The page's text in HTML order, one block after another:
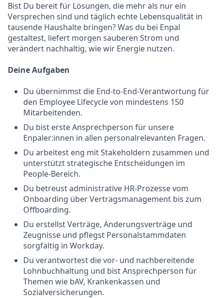
Bist Du bereit für Lösungen, die mehr als nur ein
Versprechen sind und täglich echte Lebensqualität in
tausende Haushalte bringen? Was du bei Enpal
gestaltest, liefert morgen sauberen Strom und
verändert nachhaltig, wie wir Energie nutzen.
Deine Aufgaben
Du übernimmst die End-to-End-Verantwortung für
den Employee Lifecycle von mindestens 150
Mitarbeitenden.
Du bist erste Ansprechperson für unsere
Enpaler:innen in allen personalrelevanten Fragen.
Du arbeitest eng mit Stakeholdern zusammen und
unterstützt strategische Entscheidungen im
People-Bereich.
Du betreust administrative HR-Prozesse vom
Onboarding über Vertragsmanagement bis zum
Offboarding.
Du erstellst Verträge, Änderungsverträge und
Zeugnisse und pflegst Personalstammdaten
sorgfältig in Workday.
Du verantwortest die vor- und nachbereitende
Lohnbuchhaltung und bist Ansprechperson für
Themen wie bAV, Krankenkassen und
Sozialversicherungen.